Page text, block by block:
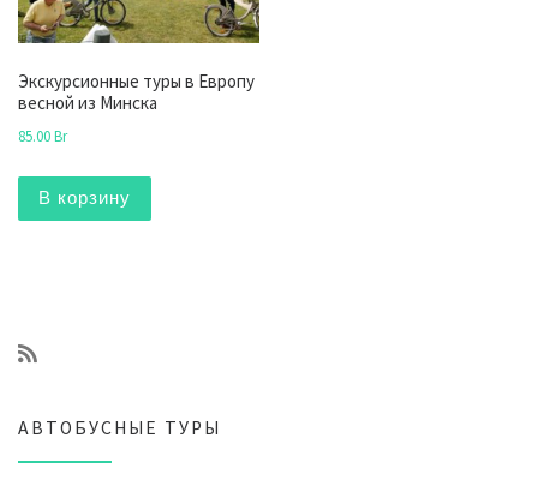
Экскурсионные туры в Европу
весной из Минска
85.00Br
В корзину
АВТОБУСНЫЕ ТУРЫ